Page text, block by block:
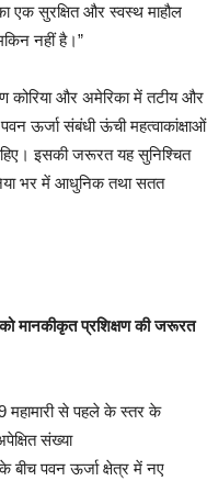
एक सुरक्षित और स्वस्थ माहौल
नहीं है।”
कोरिया और अमेरिका में तटीय और
ऊर्जा संबंधी ऊंची महत्वाकांक्षाओं
इसकी जरूरत यह सुनिश्चित
भर में आधुनिक तथा सतत
मानकीकृत प्रशिक्षण की जरूरत
महामारी से पहले के स्तर के
संख्या
पवन ऊर्जा क्षेत्र में नए